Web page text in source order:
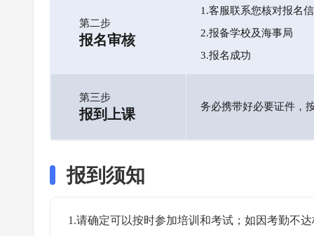
第二步
报名审核
1.客服联系您核对报名
2.报备学校及海事局
3.报名成功
第三步
报到上课 务必携带好必要证件，
报到须知
1.请确定可以按时参加培训和考试；如因考勤不